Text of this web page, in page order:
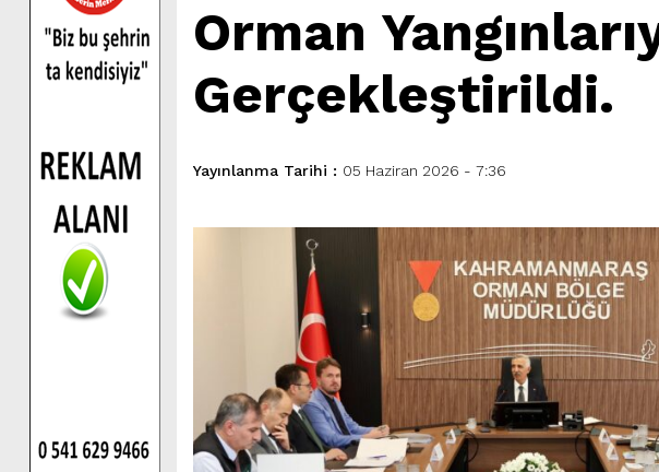
Orman
Gerçekleştirildi.
Yayınlanma Tarihi : 05 Haziran 2026 - 7:36